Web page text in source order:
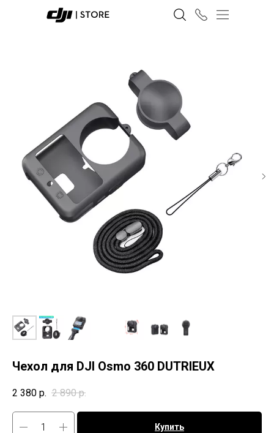
Чехол для DJI Osmo 360 DUTRIEUX
2 380 р. 2 890 р.
Купить
Топ продаж